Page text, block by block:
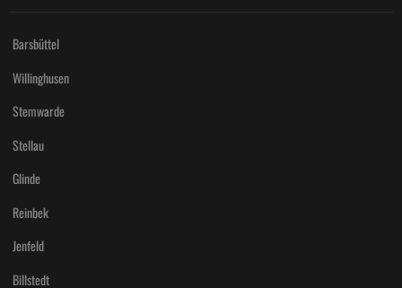
Barsbüttel
Willinghusen
Stemwarde
Stellau
Glinde
Reinbek
Jenfeld
Billstedt